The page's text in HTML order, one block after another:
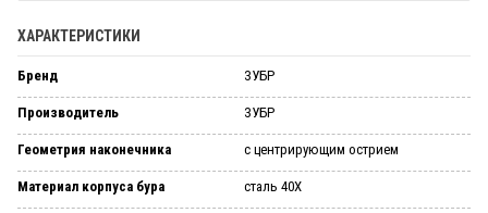
ХАРАКТЕРИСТИКИ
Бренд ЗУБР
Производитель ЗУБР
Геометрия наконечника с центрирующим острием
Материал корпуса бура сталь 40Х